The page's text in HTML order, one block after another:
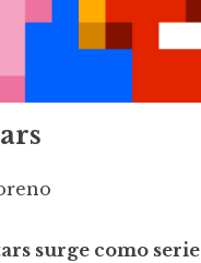
surge como serie